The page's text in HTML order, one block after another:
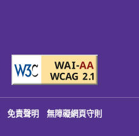
免責聲明
無障礙網頁守則